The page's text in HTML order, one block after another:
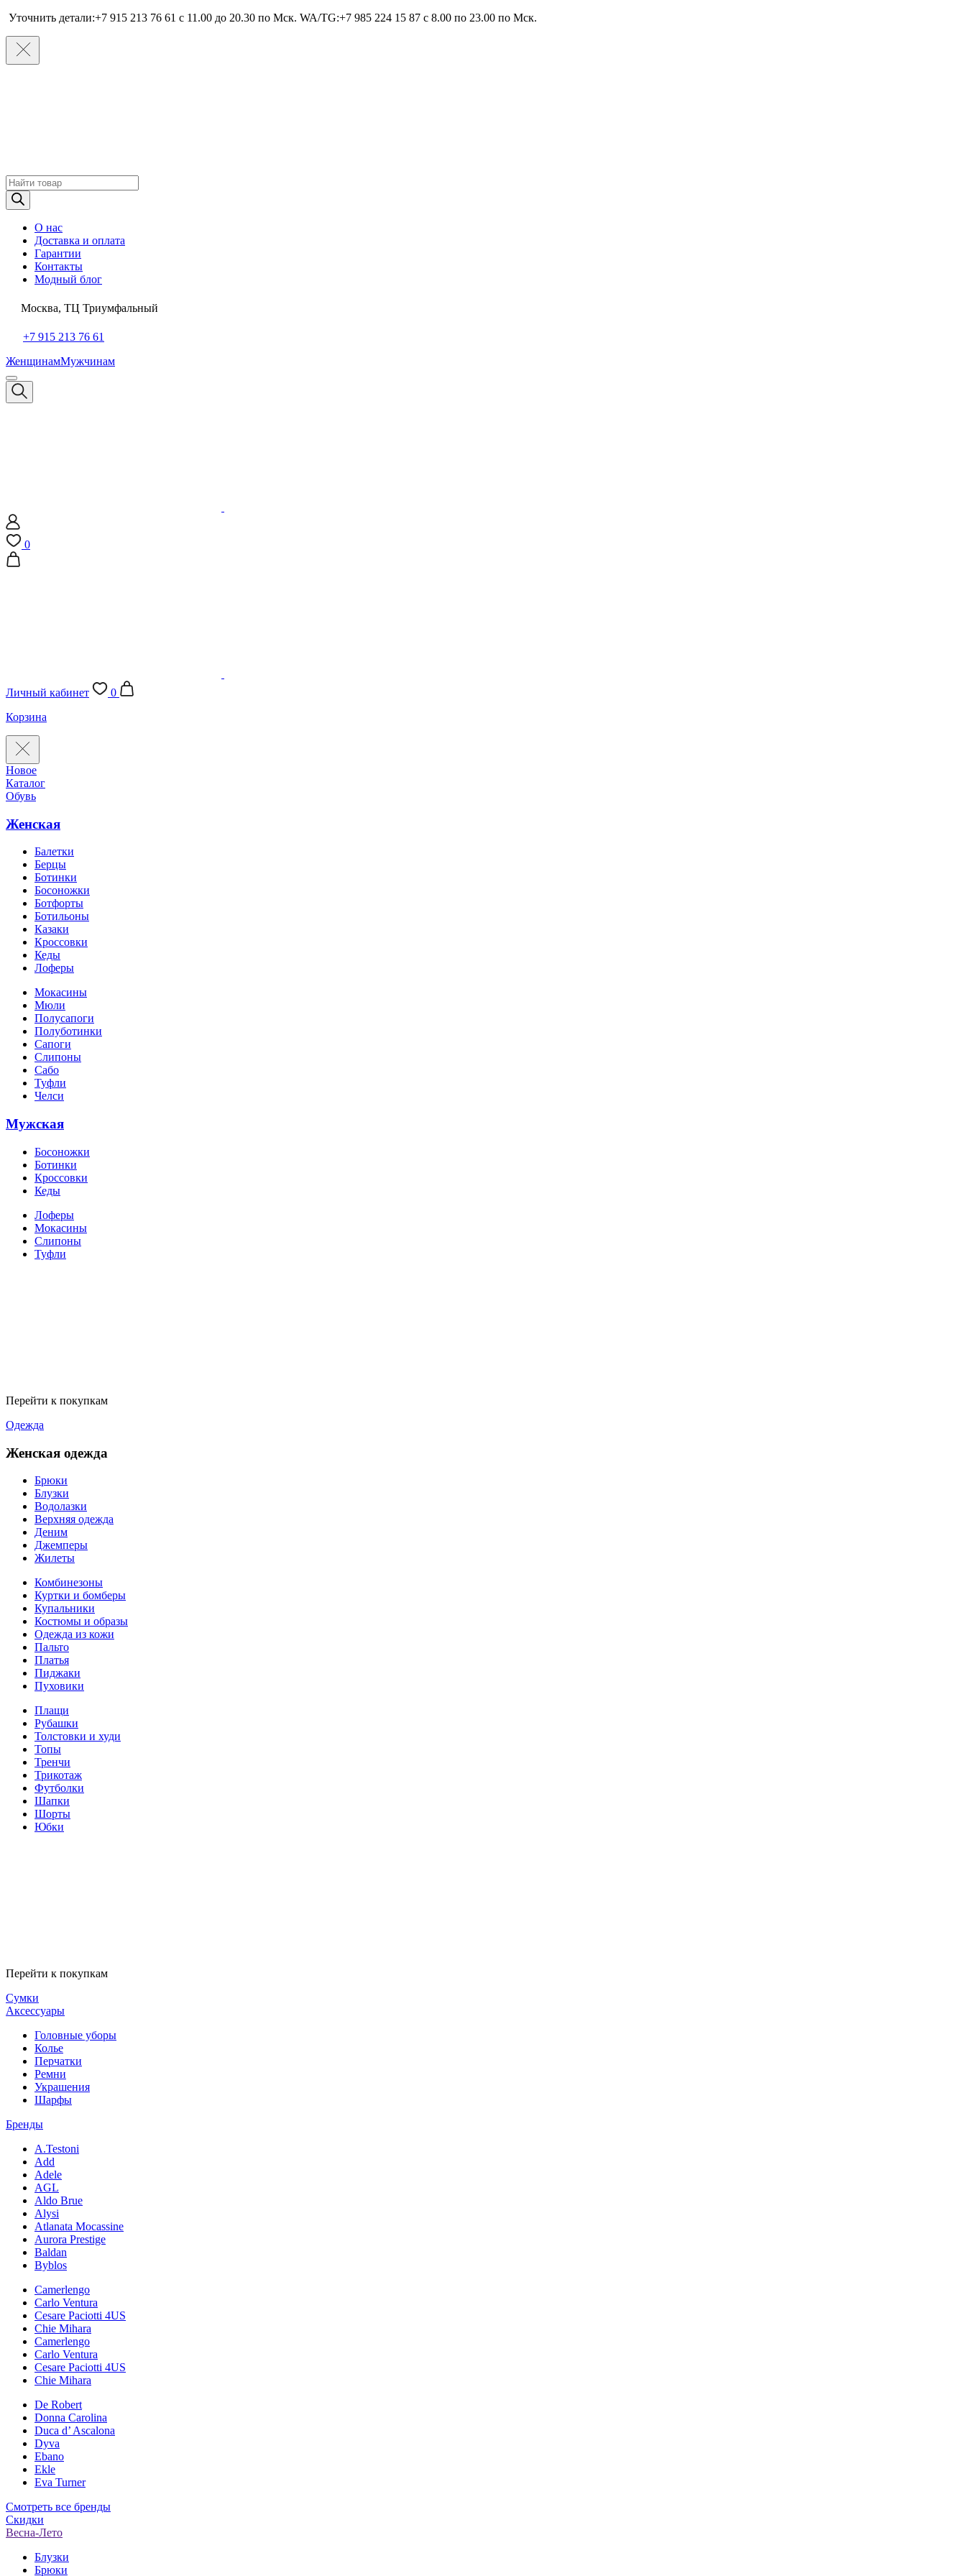
Уточнить детали:+7 915 213 76 61 c 11.00 до 20.30 по Мcк. WA/TG:+7 985 224 15 87 c 8.00 по 23.00 по Мcк.
Поиск
товаров
О нас
Доставка и оплата
Гарантии
Контакты
Модный блог
Москва, ТЦ Триумфальный
+7 915 213 76 61
ЖенщинамМужчинам
0
Личный кабинет
0
Корзина
Новое
Каталог
Обувь
Женская
Балетки
Берцы
Ботинки
Босоножки
Ботфорты
Ботильоны
Казаки
Кроссовки
Кеды
Лоферы
Мокасины
Мюли
Полусапоги
Полуботинки
Сапоги
Слипоны
Сабо
Туфли
Челси
Мужская
Босоножки
Ботинки
Кроссовки
Кеды
Лоферы
Мокасины
Слипоны
Туфли
Перейти к покупкам
Одежда
Женская одежда
Брюки
Блузки
Водолазки
Верхняя одежда
Деним
Джемперы
Жилеты
Комбинезоны
Куртки и бомберы
Купальники
Костюмы и образы
Одежда из кожи
Пальто
Платья
Пиджаки
Пуховики
Плащи
Рубашки
Толстовки и худи
Топы
Тренчи
Трикотаж
Футболки
Шапки
Шорты
Юбки
Перейти к покупкам
Сумки
Аксессуары
Головные уборы
Колье
Перчатки
Ремни
Украшения
Шарфы
Бренды
A.Testoni
Add
Adele
AGL
Aldo Brue
Alysi
Atlanata Mocassine
Aurora Prestige
Baldan
Byblos
Camerlengo
Carlo Ventura
Cesare Paciotti 4US
Chie Mihara
Camerlengo
Carlo Ventura
Cesare Paciotti 4US
Chie Mihara
De Robert
Donna Carolina
Duca d’ Ascalona
Dyva
Ebano
Ekle
Eva Turner
Смотреть все бренды
Скидки
Весна-Лето
Блузки
Брюки